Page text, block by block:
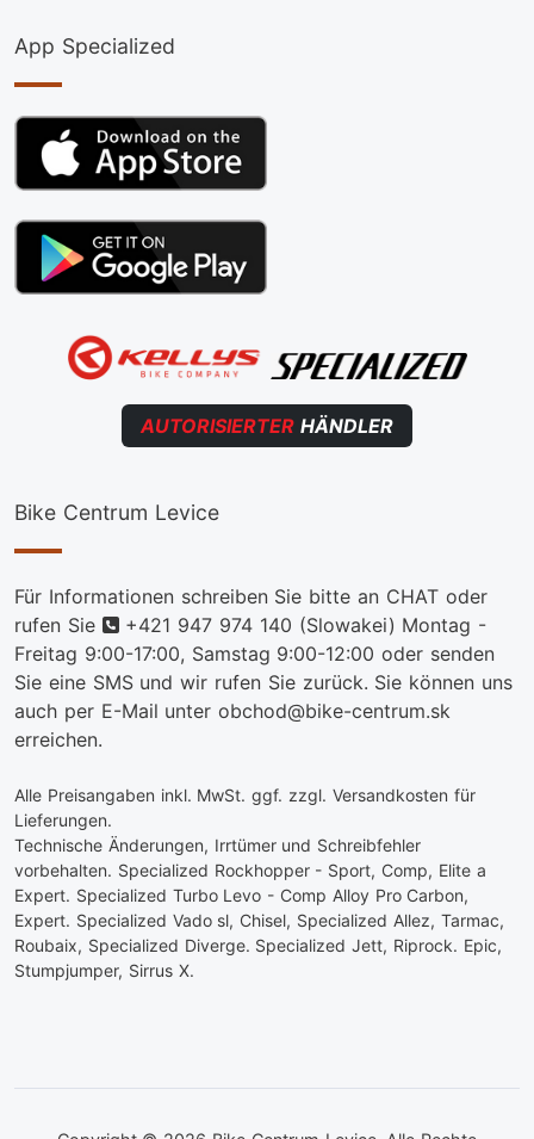
App Specialized
AUTORISIERTER HÄNDLER
Bike Centrum Levice
Für Informationen schreiben Sie bitte an CHAT oder
rufen Sie
telefon
+421 947 974 140 (Slowakei) Montag -
Freitag 9:00-17:00, Samstag 9:00-12:00 oder senden
Sie eine SMS und wir rufen Sie zurück. Sie können uns
auch per E-Mail unter obchod@bike-centrum.sk
erreichen.
Alle Preisangaben inkl. MwSt. ggf. zzgl. Versandkosten für
Lieferungen.
Technische Änderungen, Irrtümer und Schreibfehler
vorbehalten. Specialized Rockhopper - Sport, Comp, Elite a
Expert. Specialized Turbo Levo - Comp Alloy Pro Carbon,
Expert. Specialized Vado sl, Chisel, Specialized Allez, Tarmac,
Roubaix, Specialized Diverge. Specialized Jett, Riprock. Epic,
Stumpjumper, Sirrus X.